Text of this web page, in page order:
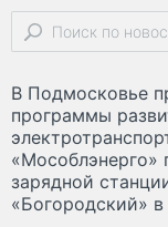
В Подмосковье
программы
«Мособлэнерго»
зарядной
«Богородский» в